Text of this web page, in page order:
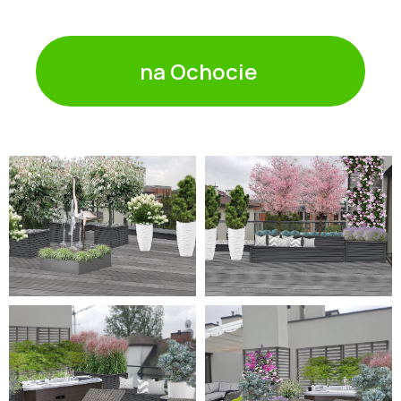
na Ochocie ㅤ